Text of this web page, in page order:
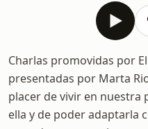
Charlas promovidas por
presentadas por Marta
placer de vivir en nuestra
ella y de poder adaptarla